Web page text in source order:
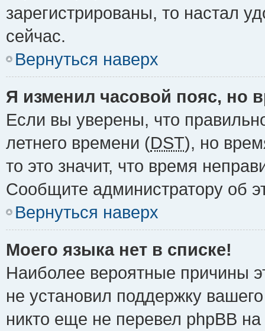
зарегистрированы, то настал
сейчас.
Вернуться наверх
Я изменил часовой пояс, но
Если вы уверены, что
летнего времени (DST), но
то это значит, что время
Сообщите администратору об
Вернуться наверх
Моего языка нет в списке!
Наиболее вероятные причины
не установил поддержку
никто еще не перевел phpBB